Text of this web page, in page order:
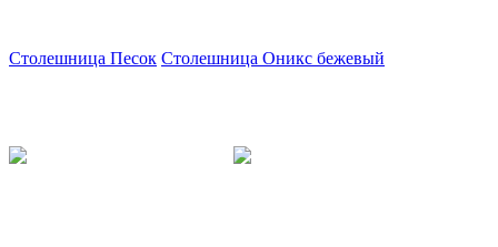
Столешница Песок Столешница Оникс бежевый